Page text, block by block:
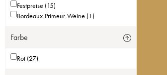
Festpreise (15)
Bordeaux-Primeur-Weine (1)
Farbe
Rot (27)